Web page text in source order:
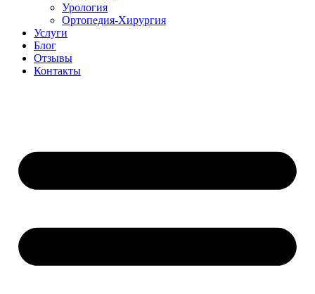
Урология
Ортопедия-Хирургия
Услуги
Блог
Отзывы
Контакты